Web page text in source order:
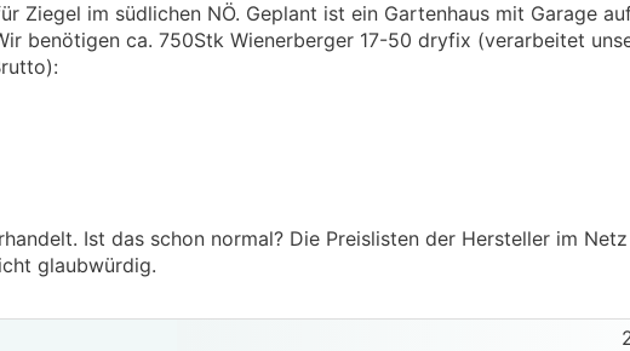
Ziegel im südlichen NÖ. Geplant ist ein Gartenhaus mit Garage
benötigen ca. 750Stk Wienerberger 17-50 dryfix (verarbeitet
Ist das schon normal? Die Preislisten der Hersteller im
glaubwürdig.